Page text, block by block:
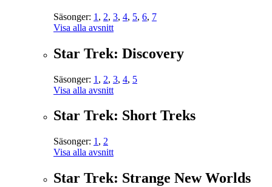
Säsonger: 1 , 2, 3, 4, 5, 6, 7
Visa alla avsnitt
Star Trek: Discovery
Säsonger: 1 , 2, 3, 4, 5
Visa alla avsnitt
Star Trek: Short Treks
Säsonger: 1 , 2
Visa alla avsnitt
Star Trek: Strange New Worlds